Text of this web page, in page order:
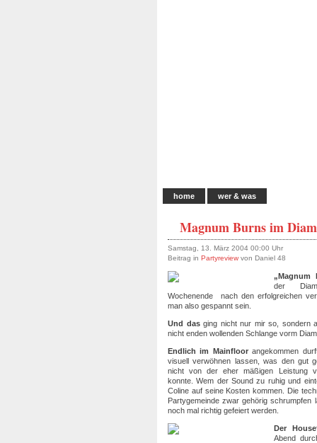
home wer & was
Magnum Burns im
Samstag, 13. März 2004 00:00 Uhr
Beitrag in Partyreview von Daniel 48
„Magnum
der
Wochenende ­ nach den erfolgreichen
man also gespannt sein.
Und dasging nicht nur mir so, sondern
nicht enden wollenden Schlange vorm
Endlich im Mainfloorangekommen
visuell verwöhnen lassen, was den gut
nicht von der eher mäßigen Leistung
konnte. Wem der Sound zu ruhig und
Coline auf seine Kosten kommen. Die
Partygemeinde zwar gehörig schrumpfen
noch mal richtig gefeiert werden.
Der
Abend